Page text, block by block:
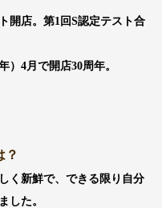
開店。第1回S認定テスト合
）4月で開店30周年。
？
く新鮮で、できる限り自分
した。